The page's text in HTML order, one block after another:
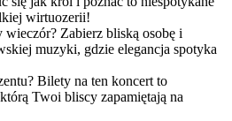
wirtuozerii!
Zabierz bliską osobę i
muzyki, gdzie elegancja spotyka
Bilety na ten koncert to
Twoi bliscy zapamiętają na